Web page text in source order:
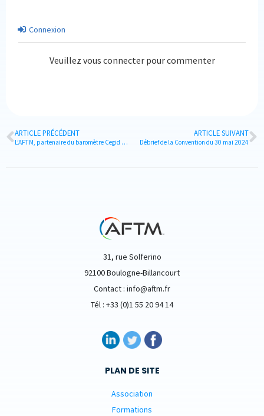
Connexion
Veuillez vous connecter pour commenter
ARTICLE PRÉCÉDENT
L’AFTM, partenaire du baromètre Cegid pour la seconde édition
ARTICLE SUIVANT
Débrief de la Convention du 30 mai 2024
31, rue Solferino
92100 Boulogne-Billancourt
Contact : info@aftm.fr
Tél : +33 (0)1 55 20 94 14
PLAN DE SITE
Association
Formations